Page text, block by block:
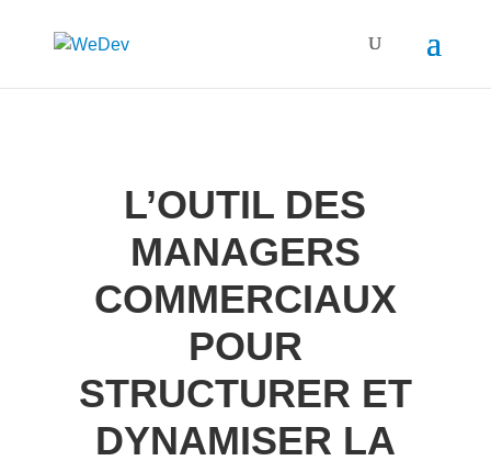
L’OUTIL DES
MANAGERS
COMMERCIAUX
POUR
STRUCTURER ET
DYNAMISER LA